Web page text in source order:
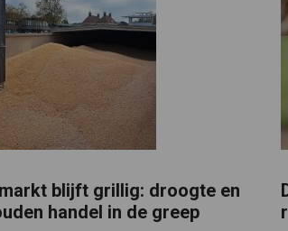
blijft grillig: droogte en
handel in de greep